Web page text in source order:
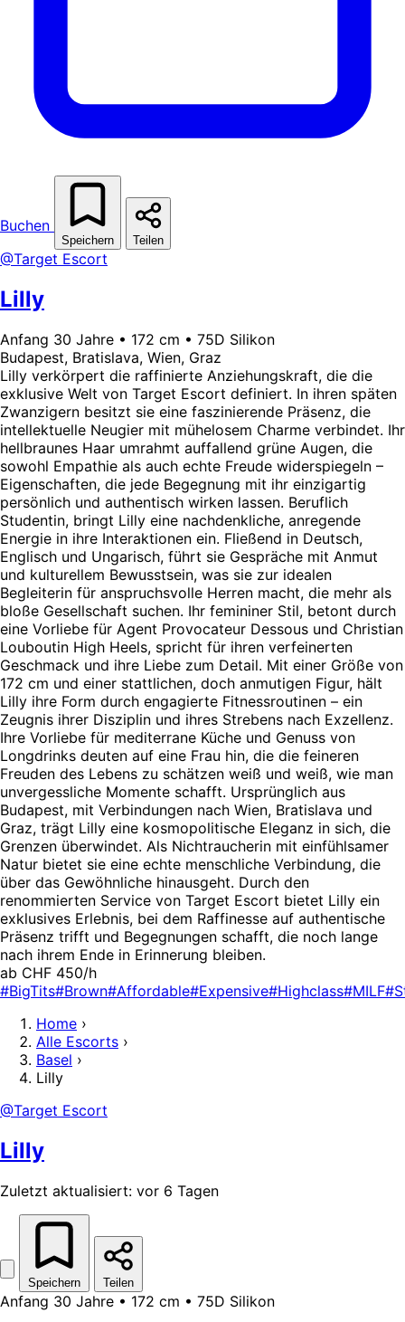
Buchen
Speichern Teilen
@Target Escort
Lilly
Anfang 30 Jahre • 172 cm • 75D Silikon
Budapest, Bratislava, Wien, Graz
Lilly verkörpert die raffinierte Anziehungskraft, die die
exklusive Welt von Target Escort definiert. In ihren späten
Zwanzigern besitzt sie eine faszinierende Präsenz, die
intellektuelle Neugier mit mühelosem Charme verbindet. Ihr
hellbraunes Haar umrahmt auffallend grüne Augen, die
sowohl Empathie als auch echte Freude widerspiegeln –
Eigenschaften, die jede Begegnung mit ihr einzigartig
persönlich und authentisch wirken lassen. Beruflich
Studentin, bringt Lilly eine nachdenkliche, anregende
Energie in ihre Interaktionen ein. Fließend in Deutsch,
Englisch und Ungarisch, führt sie Gespräche mit Anmut
und kulturellem Bewusstsein, was sie zur idealen
Begleiterin für anspruchsvolle Herren macht, die mehr als
bloße Gesellschaft suchen. Ihr femininer Stil, betont durch
eine Vorliebe für Agent Provocateur Dessous und Christian
Louboutin High Heels, spricht für ihren verfeinerten
Geschmack und ihre Liebe zum Detail. Mit einer Größe von
172 cm und einer stattlichen, doch anmutigen Figur, hält
Lilly ihre Form durch engagierte Fitnessroutinen – ein
Zeugnis ihrer Disziplin und ihres Strebens nach Exzellenz.
Ihre Vorliebe für mediterrane Küche und Genuss von
Longdrinks deuten auf eine Frau hin, die die feineren
Freuden des Lebens zu schätzen weiß und weiß, wie man
unvergessliche Momente schafft. Ursprünglich aus
Budapest, mit Verbindungen nach Wien, Bratislava und
Graz, trägt Lilly eine kosmopolitische Eleganz in sich, die
Grenzen überwindet. Als Nichtraucherin mit einfühlsamer
Natur bietet sie eine echte menschliche Verbindung, die
über das Gewöhnliche hinausgeht. Durch den
renommierten Service von Target Escort bietet Lilly ein
exklusives Erlebnis, bei dem Raffinesse auf authentische
Präsenz trifft und Begegnungen schafft, die noch lange
nach ihrem Ende in Erinnerung bleiben.
ab CHF 450/h
#BigTits#Brown#Affordable#Expensive#Highclass#MILF
Home ›
Alle Escorts ›
Basel ›
Lilly
@Target Escort
Lilly
Zuletzt aktualisiert: vor 6 Tagen
Speichern Teilen
Anfang 30 Jahre • 172 cm • 75D Silikon